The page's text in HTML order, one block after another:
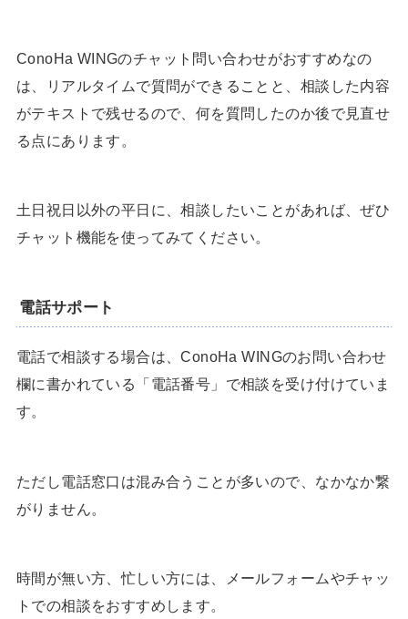
ConoHa WINGのチャット問い合わせがおすすめなの
は、リアルタイムで質問ができることと、相談した内容
がテキストで残せるので、何を質問したのか後で見直せ
る点にあります。
土日祝日以外の平日に、相談したいことがあれば、ぜひ
チャット機能を使ってみてください。
電話サポート
電話で相談する場合は、ConoHa WINGのお問い合わせ
欄に書かれている「電話番号」で相談を受け付けていま
す。
ただし電話窓口は混み合うことが多いので、なかなか繋
がりません。
時間が無い方、忙しい方には、メールフォームやチャッ
トでの相談をおすすめします。